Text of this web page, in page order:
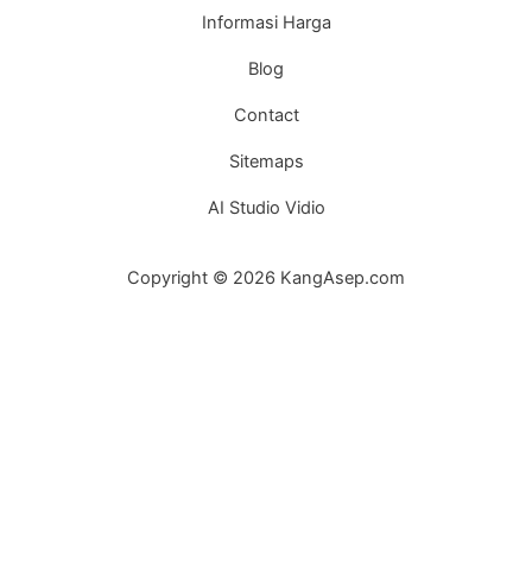
Informasi Harga
Blog
Contact
Sitemaps
AI Studio Vidio
Copyright © 2026 KangAsep.com